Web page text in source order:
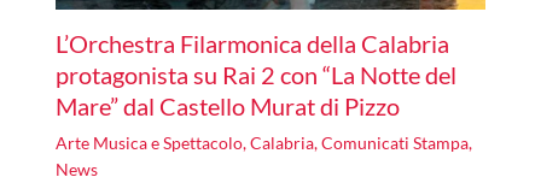
L’Orchestra Filarmonica della Calabria
protagonista su Rai 2 con “La Notte del
Mare” dal Castello Murat di Pizzo
Arte Musica e Spettacolo,Calabria,Comunicati Stampa,
News